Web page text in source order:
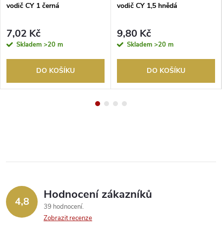
vodič CY 1 černá
7,02 Kč
Skladem >20 m
DO KOŠÍKU
vodič CY 1,5 hnědá
9,80 Kč
Skladem >20 m
DO KOŠÍKU
4,8 Hodnocení zákazníků
39 hodnocení
Zobrazit recenze